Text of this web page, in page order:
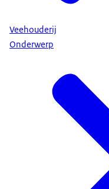
Veehouderij
Onderwerp